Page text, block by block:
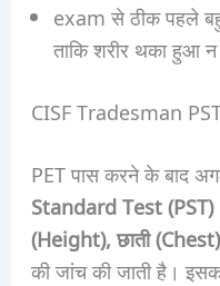
exam से ठीक पहले
ताकि शरीर थका हुआ न
CISF Tradesman
PET पास करने के बाद
Standard Test (PST)
(Height), छाती
की जांच की जाती है।